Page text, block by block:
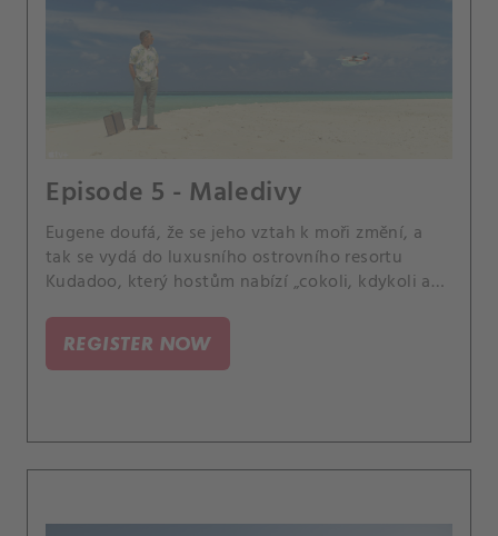
Episode 5 - Maledivy
Eugene doufá, že se jeho vztah k moři změní, a
tak se vydá do luxusního ostrovního resortu
Kudadoo, který hostům nabízí „cokoli, kdykoli a
REGISTER NOW